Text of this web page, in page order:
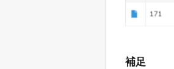
補足